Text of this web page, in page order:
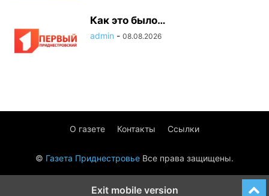
Как это было…
admin - 08.08.2026
О газете Контакты Ссылки
© Газета Приднестровье Все права защищены.
Exit mobile version